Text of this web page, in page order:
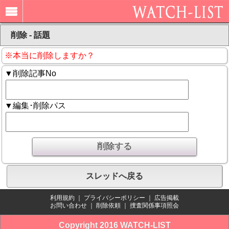
削除 - 話題
※本当に削除しますか？
▼削除記事No
▼編集･削除パス
スレッドへ戻る
利用規約 プライバシーポリシー
広告掲載
お問い合わせ
削除依頼 捜査関係事項照会
Copyright 2016 WATCH-LIST